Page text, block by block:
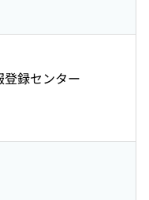
録センター